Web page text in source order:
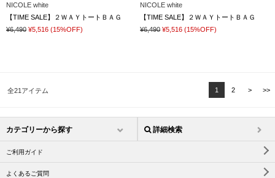
NICOLE white
【TIME SALE】２ＷＡＹトートＢＡＧ
¥6,490 ¥5,516 (15%OFF)
NICOLE white
【TIME SALE】２ＷＡＹトートＢＡＧ
¥6,490 ¥5,516 (15%OFF)
全21アイテム 1 2 > >>
カテゴリーから探す 詳細検索
ご利用ガイド
よくあるご質問